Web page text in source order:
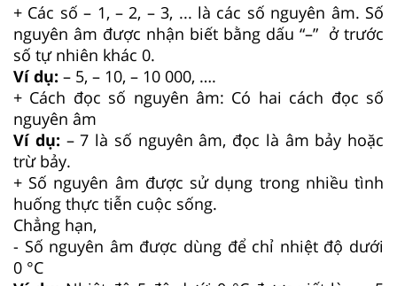
+ Các số – 1, – 2, – 3, ... là các số nguyên âm. Số
nguyên âm được nhận biết bằng dấu “–” ở trước
số tự nhiên khác 0.
Ví dụ: – 5, – 10, – 10 000, ….
+ Cách đọc số nguyên âm: Có hai cách đọc số
nguyên âm
Ví dụ: – 7 là số nguyên âm, đọc là âm bảy hoặc
trừ bảy.
+ Số nguyên âm được sử dụng trong nhiều tình
huống thực tiễn cuộc sống.
Chẳng hạn,
- Số nguyên âm được dùng để chỉ nhiệt độ dưới
0 °C